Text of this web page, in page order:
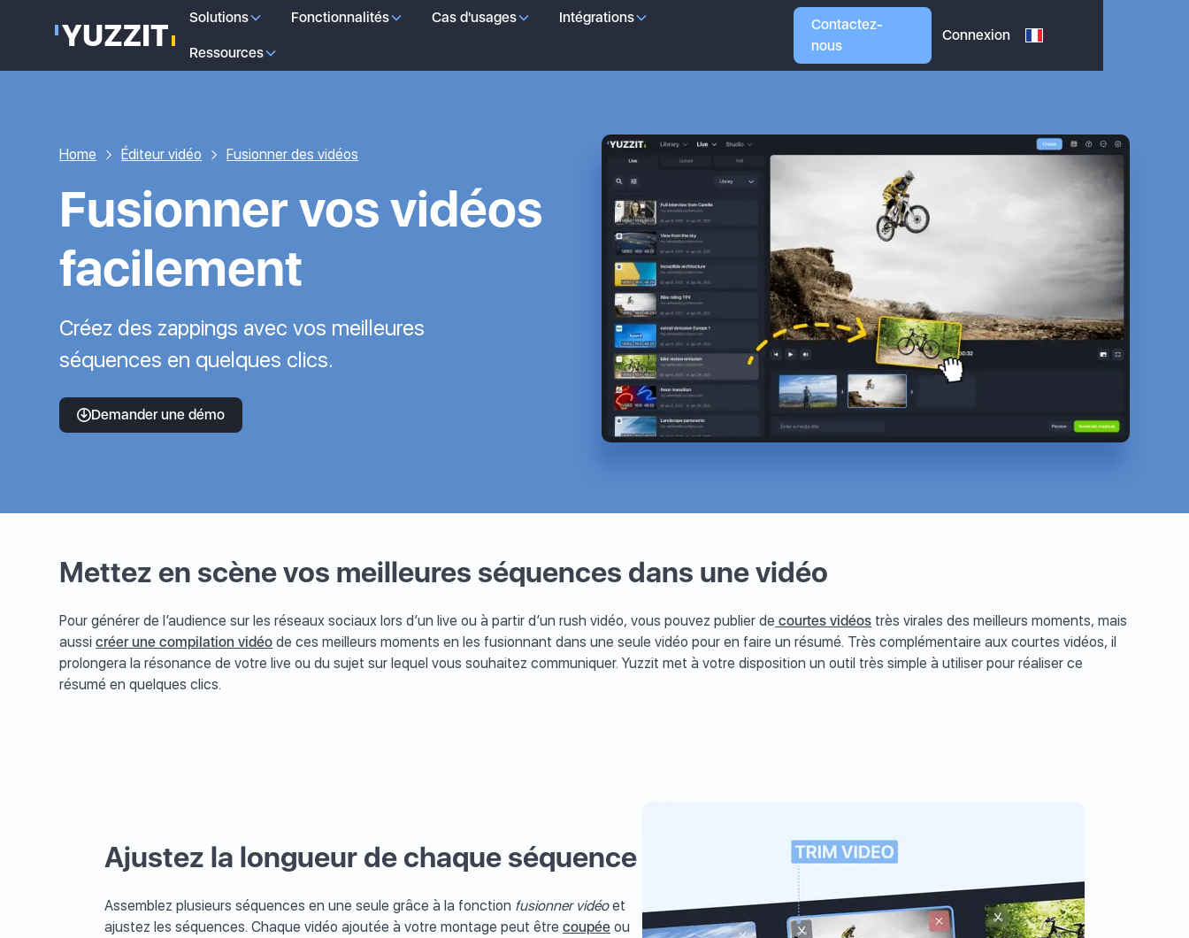
Solutions Fonctionnalités Cas d'usages Intégrations
Ressources
Contactez-
nous
Connexion
Home Éditeur vidéo Fusionner des vidéos
Fusionner vos vidéos
facilement
Créez des zappings avec vos meilleures
séquences en quelques clics.
Demander une démo
Mettez en scène vos meilleures séquences dans une vidéo
Pour générer de l’audience sur les réseaux sociaux lors d’un live ou à partir d’un rush vidéo, vous pouvez publier de courtes vidéos très virales des meilleurs moments, mais
aussicréer une compilation vidéo de ces meilleurs moments en les fusionnant dans une seule vidéo pour en faire un résumé. Très complémentaire aux courtes vidéos, il
prolongera la résonance de votre live ou du sujet sur lequel vous souhaitez communiquer. Yuzzit met à votre disposition un outil très simple à utiliser pour réaliser ce
résumé en quelques clics.
Ajustez la longueur de chaque séquence
Assemblez plusieurs séquences en une seule grâce à la fonction fusionner vidéoet
ajustez les séquences. Chaque vidéo ajoutée à votre montage peut être coupée ou